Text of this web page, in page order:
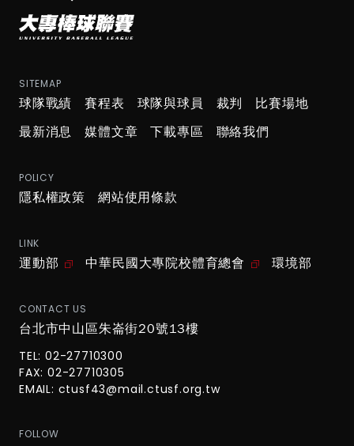
SITEMAP
球隊戰績 賽程表 球隊與球員 裁判
比賽場地
最新消息
媒體文章 下載專區 聯絡我們
POLICY
隱私權政策 網站使用條款
LINK
運動部 中華民國大專院校體育總會 環境部
CONTACT US
台北市中山區朱崙街20號13樓
TEL: 02-27710300
FAX: 02-27710305
EMAIL: ctusf43@mail.ctusf.org.tw
FOLLOW